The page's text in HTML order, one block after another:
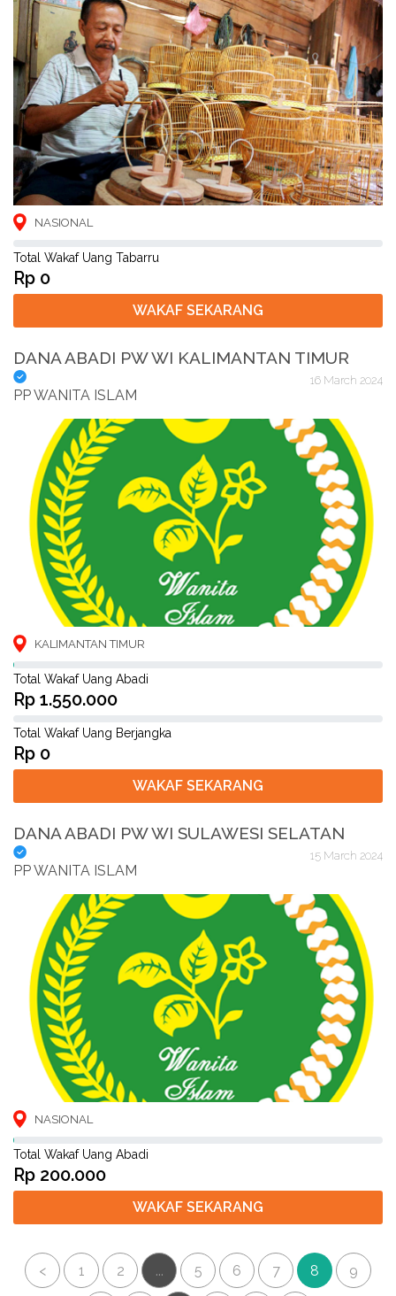
NASIONAL
Total Wakaf Uang Tabarru
Rp 0
WAKAF SEKARANG
DANA ABADI PW WI KALIMANTAN TIMUR
PP WANITA ISLAM
16 March 2024
KALIMANTAN TIMUR
Total Wakaf Uang Abadi
Rp 1.550.000
Total Wakaf Uang Berjangka
Rp 0
WAKAF SEKARANG
DANA ABADI PW WI SULAWESI SELATAN
PP WANITA ISLAM
15 March 2024
NASIONAL
Total Wakaf Uang Abadi
Rp 200.000
WAKAF SEKARANG
< 1 2 ... 5 6 7 8 9